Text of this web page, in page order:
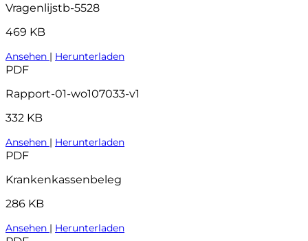
Vragenlijstb-5528
469 KB
Ansehen | Herunterladen
PDF
Rapport-01-wo107033-v1
332 KB
Ansehen | Herunterladen
PDF
Krankenkassenbeleg
286 KB
Ansehen | Herunterladen